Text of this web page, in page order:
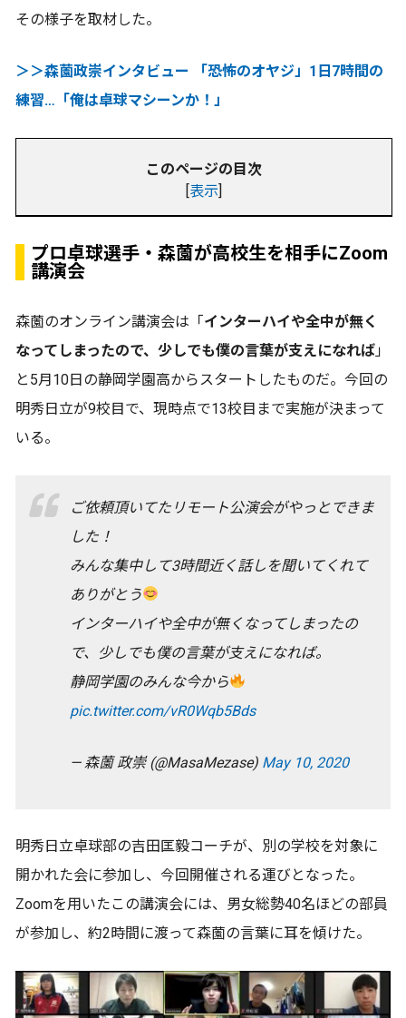
その様子を取材した。
＞＞森薗政崇インタビュー 「恐怖のオヤジ」1日7時間の
練習…「俺は卓球マシーンか！」
このページの目次
[表示]
プロ卓球選手・森薗が高校生を相手にZoom
講演会
森薗のオンライン講演会は「インターハイや全中が無く
なってしまったので、少しでも僕の言葉が支えになれば」
と5月10日の静岡学園高からスタートしたものだ。今回の
明秀日立が9校目で、現時点で13校目まで実施が決まって
いる。
ご依頼頂いてたリモート公演会がやっとできま
した！
みんな集中して3時間近く話しを聞いてくれて
ありがとう
インターハイや全中が無くなってしまったの
で、少しでも僕の言葉が支えになれば。
静岡学園のみんな今から
pic.twitter.com/vR0Wqb5Bds
— 森薗 政崇 (@MasaMezase) May 10, 2020
明秀日立卓球部の吉田匡毅コーチが、別の学校を対象に
開かれた会に参加し、今回開催される運びとなった。
Zoomを用いたこの講演会には、男女総勢40名ほどの部員
が参加し、約2時間に渡って森薗の言葉に耳を傾けた。